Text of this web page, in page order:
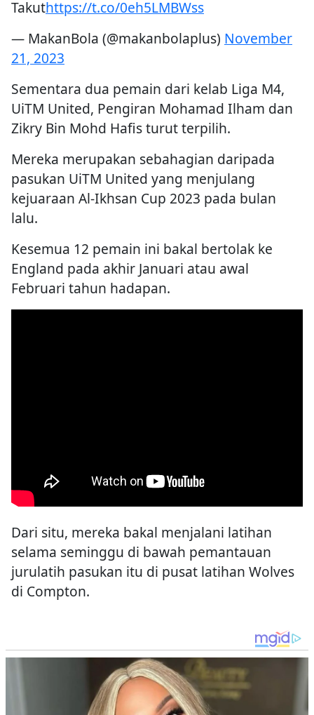
Takuthttps://t.co/0eh5LMBWss
— MakanBola (@makanbolaplus) November
21, 2023
Sementara dua pemain dari kelab Liga M4,
UiTM United, Pengiran Mohamad Ilham dan
Zikry Bin Mohd Hafis turut terpilih.
Mereka merupakan sebahagian daripada
pasukan UiTM United yang menjulang
kejuaraan Al-Ikhsan Cup 2023 pada bulan
lalu.
Kesemua 12 pemain ini bakal bertolak ke
England pada akhir Januari atau awal
Februari tahun hadapan.
Dari situ, mereka bakal menjalani latihan
selama seminggu di bawah pemantauan
jurulatih pasukan itu di pusat latihan Wolves
di Compton.